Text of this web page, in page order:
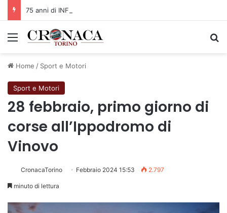
Menu
Home / Sport e Motori
Sport e Motori
28 febbraio, primo giorno di
corse all’Ippodromo di
Vinovo
CronacaTorino Febbraio 2024 15:53 2.797
minuto di lettura